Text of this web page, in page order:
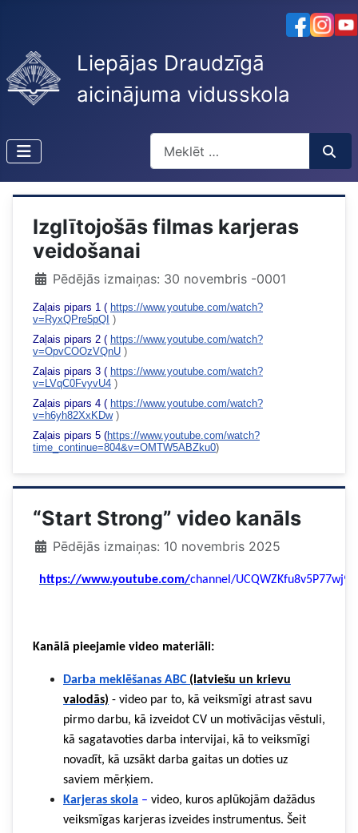
Liepājas Draudzīgā
aicinājuma vidusskola
Type 2 or more characters for
Izglītojošās filmas karjeras
veidošanai
Pēdējās izmaiņas: 30 novembris -0001
Zaļais pipars 1 ( https://www.youtube.com/watch?
v=RyxQPre5pQI )
Zaļais pipars 2 ( https://www.youtube.com/watch?
v=OpvCOOzVQnU )
Zaļais pipars 3 ( https://www.youtube.com/watch?
v=LVqC0FvyvU4 )
Zaļais pipars 4 ( https://www.youtube.com/watch?
v=h6yh82XxKDw)
Zaļais pipars 5 (https://www.youtube.com/watch?
time_continue=804&v=OMTW5ABZku0)
“Start Strong” video kanāls
Pēdējās izmaiņas: 10 novembris 2025
https://www.youtube.com/channel/
Kanālā pieejamie video materiāli:
Darba meklēšanas ABC (latviešu un krievu
valodās) - video par to, kā veiksmīgi atrast savu
pirmo darbu, kā izveidot CV un motivācijas vēstuli,
kā sagatavoties darba intervijai, kā to veiksmīgi
novadīt, kā uzsākt darba gaitas un doties uz
saviem mērķiem.
Karjeras skola – video, kuros aplūkojām dažādus
veiksmīgas karjeras izveides instrumentus. Šeit